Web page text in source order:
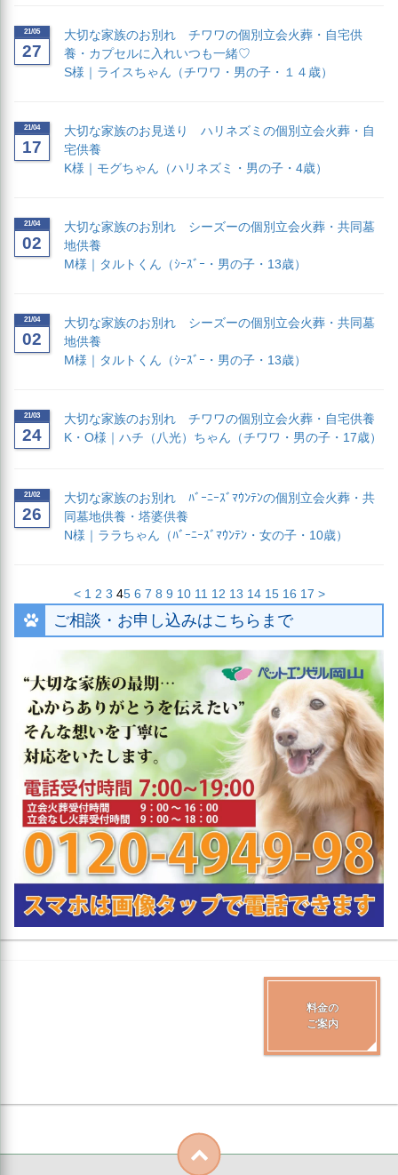
21/05
27
大切な家族のお別れ チワワの個別立会火葬・自宅供
養・カプセルに入れいつも一緒♡
S様｜ライスちゃん（チワワ・男の子・１４歳）
21/04
17
大切な家族のお見送り ハリネズミの個別立会火葬・自
宅供養
K様｜モグちゃん（ハリネズミ・男の子・4歳）
21/04
02
大切な家族のお別れ シーズーの個別立会火葬・共同墓
地供養
M様｜タルトくん（ｼｰｽﾞｰ・男の子・13歳）
21/04
02
大切な家族のお別れ シーズーの個別立会火葬・共同墓
地供養
M様｜タルトくん（ｼｰｽﾞｰ・男の子・13歳）
21/03
24
大切な家族のお別れ チワワの個別立会火葬・自宅供養
K・O様｜ハチ（八光）ちゃん（チワワ・男の子・17歳）
21/02
26
大切な家族のお別れ ﾊﾞｰﾆｰｽﾞﾏｳﾝﾃﾝの個別立会火葬・共
同墓地供養・塔婆供養
N様｜ララちゃん（ﾊﾞｰﾆｰｽﾞﾏｳﾝﾃﾝ・女の子・10歳）
< 1 2 3 45 6 7 8 9 10 11 12 13 14 15 16 17 >
ご相談・お申し込みはこちらまで
料金の
ご案内